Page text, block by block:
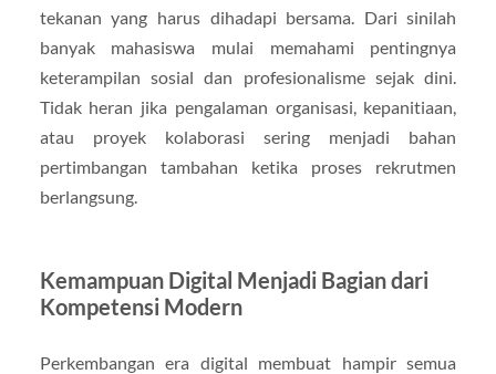
tekanan yang harus dihadapi bersama. Dari sinilah
banyak mahasiswa mulai memahami pentingnya
keterampilan sosial dan profesionalisme sejak dini.
Tidak heran jika pengalaman organisasi, kepanitiaan,
atau proyek kolaborasi sering menjadi bahan
pertimbangan tambahan ketika proses rekrutmen
berlangsung.
Kemampuan Digital Menjadi Bagian dari
Kompetensi Modern
Perkembangan era digital membuat hampir semua